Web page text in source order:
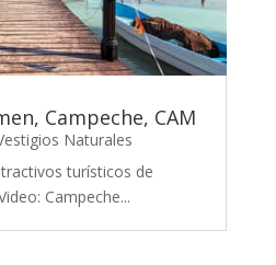
Campeche, CAM
Naturales
turísticos de
Campeche...